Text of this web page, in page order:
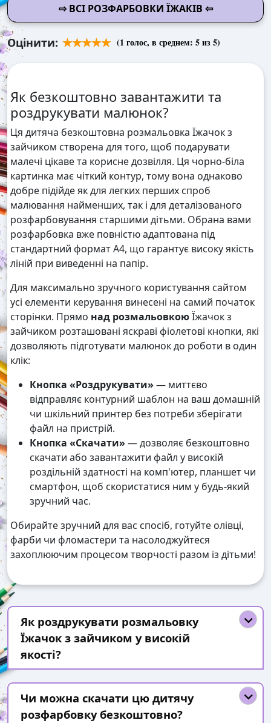
⇨ ВСІ РОЗФАРБОВКИ ЇЖАКІВ ⇦
Оцінити: (1 голос, в среднем: 5из 5)
Як безкоштовно завантажити та
роздрукувати малюнок?
Ця дитяча безкоштовна розмальовка Їжачок з
зайчиком створена для того, щоб подарувати
малечі цікаве та корисне дозвілля. Ця чорно-біла
картинка має чіткий контур, тому вона однаково
добре підійде як для легких перших спроб
малювання найменших, так і для деталізованого
розфарбовування старшими дітьми. Обрана вами
розфарбовка вже повністю адаптована під
стандартний формат А4, що гарантує високу якість
ліній при виведенні на папір.
Для максимально зручного користування сайтом
усі елементи керування винесені на самий початок
сторінки. Прямо над розмальовкоюЇжачок з
зайчиком розташовані яскраві фіолетові кнопки, які
дозволяють підготувати малюнок до роботи в один
клік:
Кнопка «Роздрукувати» — миттєво
відправляє контурний шаблон на ваш домашній
чи шкільний принтер без потреби зберігати
файл на пристрій.
Кнопка «Скачати» — дозволяє безкоштовно
скачати або завантажити файл у високій
роздільній здатності на комп'ютер, планшет чи
смартфон, щоб скористатися ним у будь-який
зручний час.
Обирайте зручний для вас спосіб, готуйте олівці,
фарби чи фломастери та насолоджуйтеся
захоплюючим процесом творчості разом із дітьми!
Як роздрукувати розмальовку
Їжачок з зайчиком у високій
якості?
Чи можна скачати цю дитячу
розфарбовку безкоштовно?